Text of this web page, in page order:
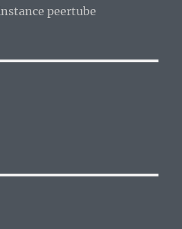
peertube